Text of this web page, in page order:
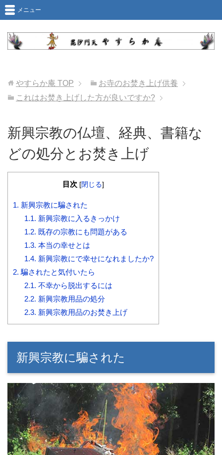
メニュー
やすらか庵 TOP
お寺のお焚き上げ供養
これはお焚き上げした方が良いですか?
新興宗教の仏壇、経典、書籍な
どの処分とお焚き上げ
目次 [閉じる]
1. 新興宗教に騙された
1.1. 新興宗教に入るきっかけ
1.2. 既存の宗教にも問題がある
1.3. 本当の幸せとは
1.4. 新興宗教にで幸せになれましたか?
2. 騙されたと気付いたら
2.1. 不幸から脱出するには
2.2. 新興宗教用品の処分
2.3. 新興宗教用品のお焚き上げ
新興宗教に騙された